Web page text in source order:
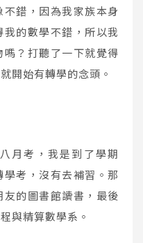
錯，因為我家族本身
的數學不錯，所以我
？打聽了一下就覺得
開始有轉學的念頭。
月考，我是到了學期
考，沒有去補習。那
的圖書館讀書，最後
與精算數學系。